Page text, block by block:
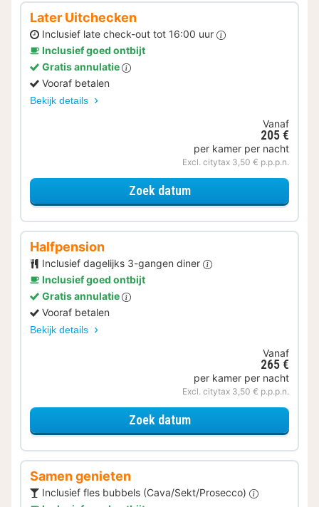
Later Uitchecken
Inclusief late check-out tot 16:00 uur
Inclusief goed ontbijt
Gratis annulatie
Vooraf betalen
Bekijk details
Vanaf
205 €
per kamer per nacht
Excl. citytax 3,50 € p.p.p.n.
Zoek datumvoor Later Uitchecken
Halfpension
Inclusief dagelijks 3-gangen diner
Inclusief goed ontbijt
Gratis annulatie
Vooraf betalen
Bekijk details
Vanaf
265 €
per kamer per nacht
Excl. citytax 3,50 € p.p.p.n.
Zoek datumvoor Halfpension
Samen genieten
Inclusief fles bubbels (Cava/Sekt/Prosecco)